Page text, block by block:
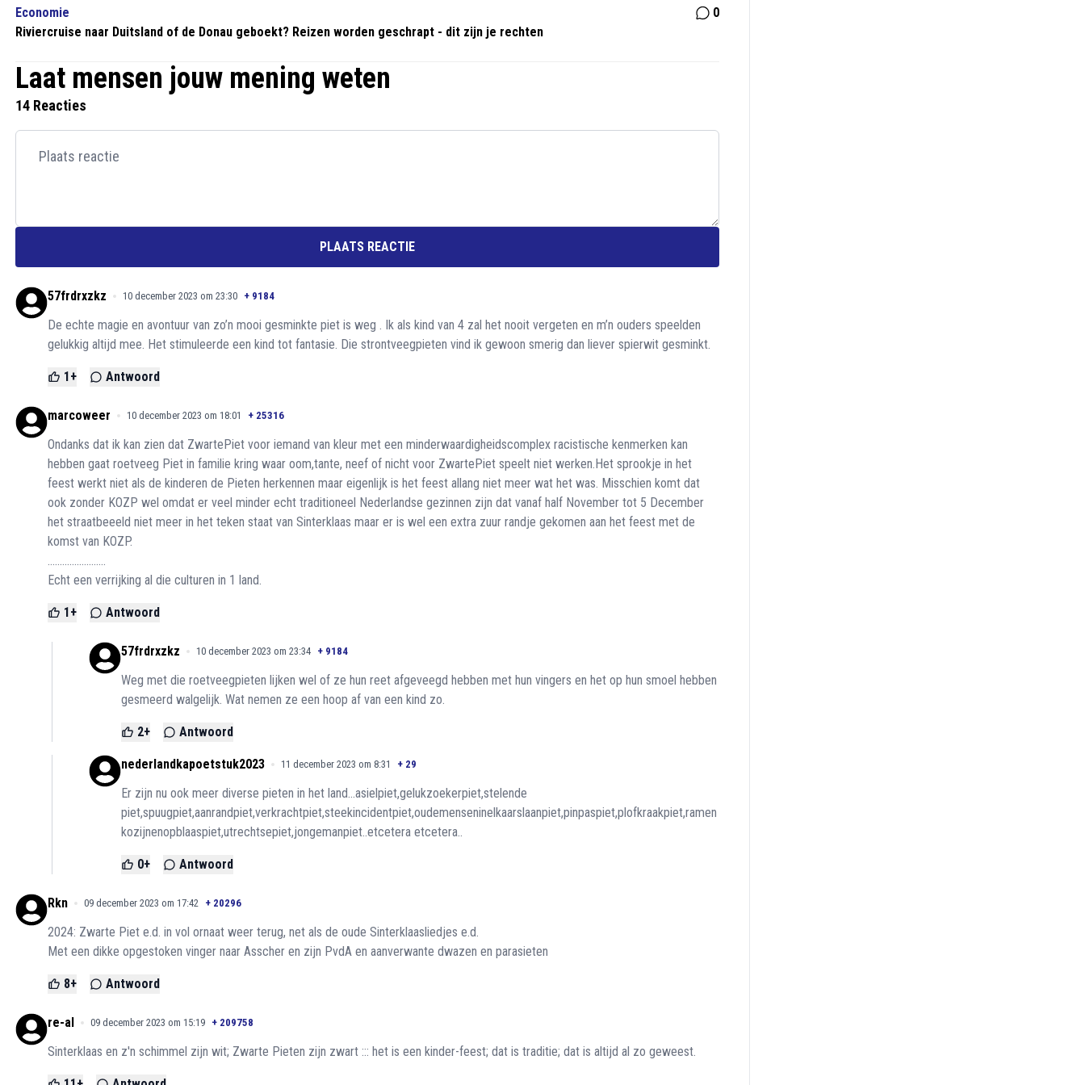
Economie
0
Riviercruise naar Duitsland of de Donau geboekt? Reizen worden geschrapt - dit zijn je rechten
Laat mensen jouw mening weten
14 Reacties
PLAATS REACTIE
57frdrxzkz 10 december 2023 om 23:30 + 9184
De echte magie en avontuur van zo’n mooi gesminkte piet is weg . Ik als kind van 4 zal het nooit vergeten en m’n ouders speelden
gelukkig altijd mee. Het stimuleerde een kind tot fantasie. Die strontveegpieten vind ik gewoon smerig dan liever spierwit gesminkt.
1+ Antwoord
marcoweer 10 december 2023 om 18:01 + 25316
Ondanks dat ik kan zien dat ZwartePiet voor iemand van kleur met een minderwaardigheidscomplex racistische kenmerken kan
hebben gaat roetveeg Piet in familie kring waar oom,tante, neef of nicht voor ZwartePiet speelt niet werken.Het sprookje in het
feest werkt niet als de kinderen de Pieten herkennen maar eigenlijk is het feest allang niet meer wat het was. Misschien komt dat
ook zonder KOZP wel omdat er veel minder echt traditioneel Nederlandse gezinnen zijn dat vanaf half November tot 5 December
het straatbeeeld niet meer in het teken staat van Sinterklaas maar er is wel een extra zuur randje gekomen aan het feest met de
komst van KOZP.
........................
Echt een verrijking al die culturen in 1 land.
1+ Antwoord
57frdrxzkz 10 december 2023 om 23:34 + 9184
Weg met die roetveegpieten lijken wel of ze hun reet afgeveegd hebben met hun vingers en het op hun smoel hebben
gesmeerd walgelijk. Wat nemen ze een hoop af van een kind zo.
2+ Antwoord
nederlandkapoetstuk2023 11 december 2023 om 8:31 + 29
Er zijn nu ook meer diverse pieten in het land...asielpiet,gelukzoekerpiet,stelende
piet,spuugpiet,aanrandpiet,verkrachtpiet,steekincidentpiet,oudemenseninelkaarslaanpiet,pinpaspiet,plofkraakpiet,ramen
kozijnenopblaaspiet,utrechtsepiet,jongemanpiet..etcetera etcetera..
0+ Antwoord
Rkn 09 december 2023 om 17:42 + 20296
2024: Zwarte Piet e.d. in vol ornaat weer terug, net als de oude Sinterklaasliedjes e.d.
Met een dikke opgestoken vinger naar Asscher en zijn PvdA en aanverwante dwazen en parasieten
8+ Antwoord
re-al 09 december 2023 om 15:19 + 209758
Sinterklaas en z'n schimmel zijn wit; Zwarte Pieten zijn zwart ::: het is een kinder-feest; dat is traditie; dat is altijd al zo geweest.